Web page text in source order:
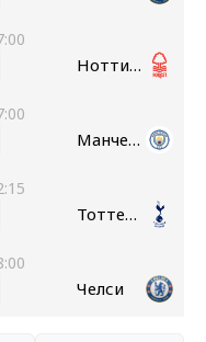
Ноттингем Форест
Манчестер Сити
Тоттенхэм
Челси